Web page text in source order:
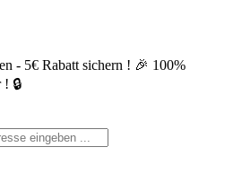
- 5€ Rabatt sichern ! 🎉 100%
🔒